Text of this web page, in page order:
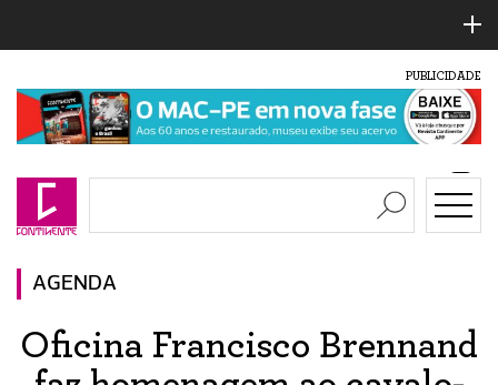
PUBLICIDADE
AGENDA
Oficina Francisco Brennand